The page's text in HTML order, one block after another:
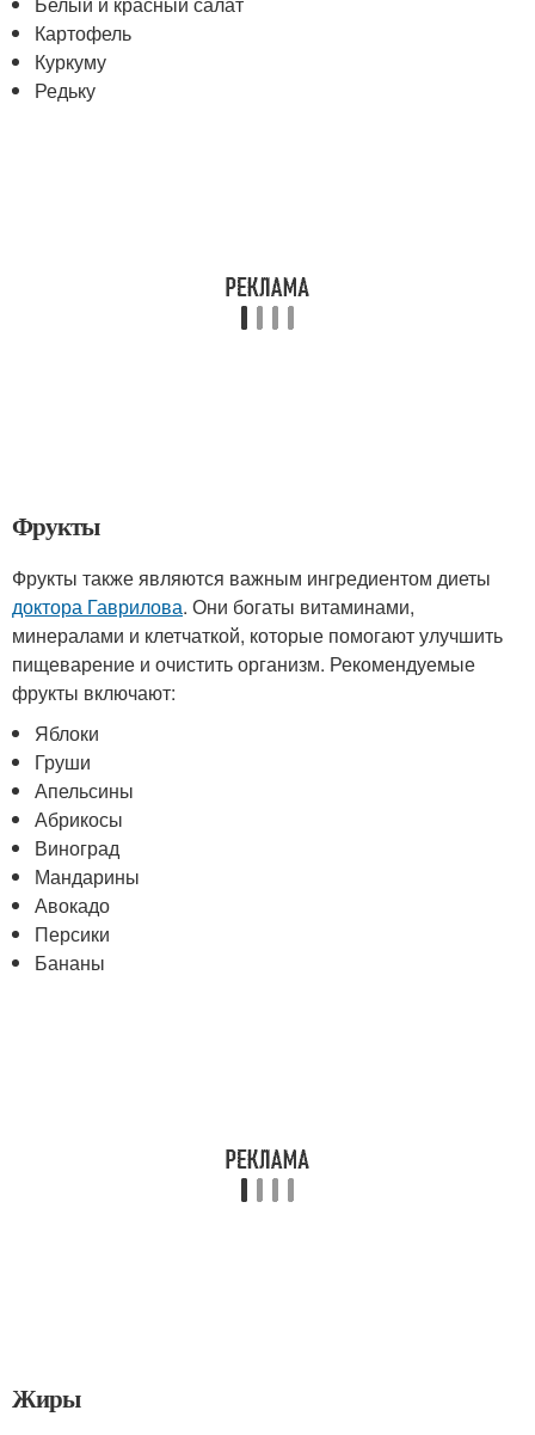
Картофель
Куркуму
Редьку
Фрукты
Фрукты также являются важным ингредиентом диеты
доктора Гаврилова. Они богаты витаминами,
минералами и клетчаткой, которые помогают улучшить
пищеварение и очистить организм. Рекомендуемые
фрукты включают:
Яблоки
Груши
Апельсины
Абрикосы
Виноград
Мандарины
Авокадо
Персики
Бананы
Жиры